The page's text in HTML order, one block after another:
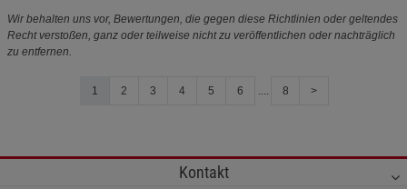
Wir behalten uns vor, Bewertungen, die gegen diese Richtlinien oder geltendes
Recht verstoßen, ganz oder teilweise nicht zu veröffentlichen oder nachträglich
zu entfernen.
1 2 3 4 5 6 .... 8 >
Kontakt